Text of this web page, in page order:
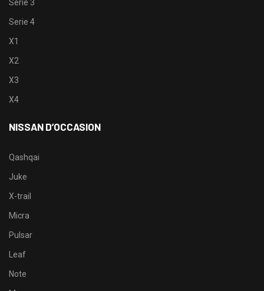
Serie 3
Serie 4
X1
X2
X3
X4
NISSAN D’OCCASION
Qashqai
Juke
X-trail
Micra
Pulsar
Leaf
Note